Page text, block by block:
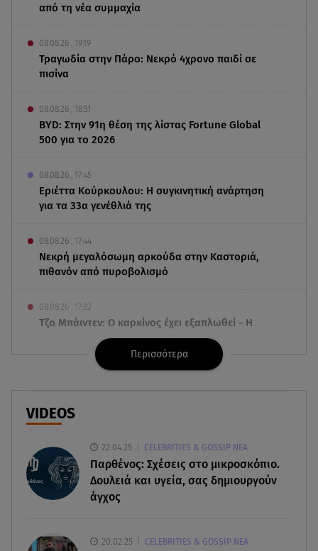
από τη νέα συμμαχία
08.08.26 , 19:19
Τραγωδία στην Πάρο: Νεκρό 4χρονο παιδί σε
πισίνα
08.08.26 , 18:51
BYD: Στην 91η θέση της λίστας Fortune Global
500 για το 2026
08.08.26 , 17:45
Εριέττα Κούρκουλου: Η συγκινητική ανάρτηση
για τα 33α γενέθλιά της
08.08.26 , 17:44
Νεκρή μεγαλόσωμη αρκούδα στην Καστοριά,
πιθανόν από πυροβολισμό
08.08.26 , 17:32
Τζο Μπάιντεν: Ο καρκίνος έχει εξαπλωθεί - Η
ανακοίνωση του γιου του
Ανδρομάχη: «Είσαι το φως στη ζωή μου» – Η νέα
Δανάη Μπακογιάννη: Η κόρη του Κώστα
Μπακογιάννη έκανε πανελλήνιο ρεκόρ
του Χόρχε στα 68 του χρόνια
Περισσότερα
VIDEOS
22.04.25 CELEBRITIES & GOSSIP ΝΕΑ
Παρθένος: Σχέσεις στο μικροσκόπιο.
Δουλειά και υγεία, σας δημιουργούν
άγχος
20.02.25 CELEBRITIES & GOSSIP ΝΕΑ